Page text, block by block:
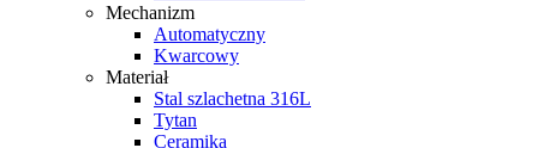
Mechanizm
Automatyczny
Kwarcowy
Materiał
Stal szlachetna 316L
Tytan
Ceramika